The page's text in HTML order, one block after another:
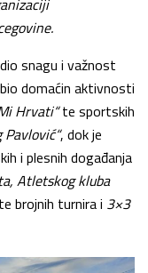
snagu i važnost
domaćin aktivnosti
Hrvati“te sportskih
Pavlović“, dok je
i plesnih događanja
Atletskog kluba
brojnih turnira i 3×3